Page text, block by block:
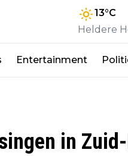
13°C
Heldere
Entertainment
in